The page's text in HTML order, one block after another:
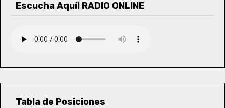
Escucha Aquí! RADIO ONLINE
Tabla de Posiciones